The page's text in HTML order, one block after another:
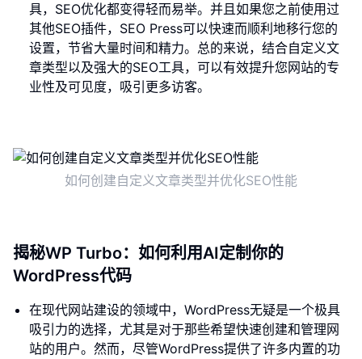
具，SEO优化都变得轻而易举。并且如果您之前使用过
其他SEO插件，SEO Press可以快速而顺利地移行您的
设置，节省大量时间和精力。总的来说，结合自定义文
章类型以及强大的SEO工具，可以有效提升您网站的专
业性及可见度，吸引更多访客。
如何创建自定义文章类型并优化SEO性能
揭秘WP Turbo：如何利用AI定制你的
WordPress代码
在现代网站建设的领域中，WordPress无疑是一个极具
吸引力的选择，尤其是对于那些希望快速创建和管理网
站的用户。然而，尽管WordPress提供了许多内置的功